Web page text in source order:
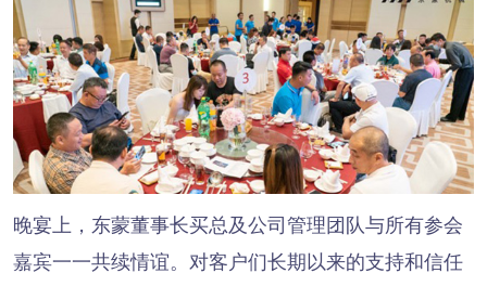
晚宴上，东蒙董事长买总及公司管理团队与所有参会
嘉宾一一共续情谊。对客户们长期以来的支持和信任